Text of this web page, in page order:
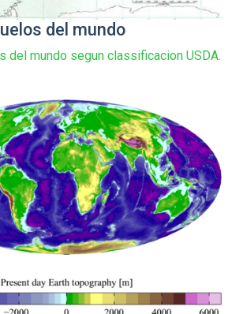
del mundo
del mundo segun classificacion USDA.